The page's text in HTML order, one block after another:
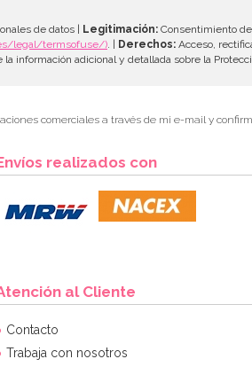
de datos | Legitimación: Consentimiento
legal/termsofuse/) . | Derechos: Acceso,
la información adicional y detallada sobre la
comerciales a través de mi e-mail y
realizados con
al Cliente
Contacto
Trabaja con nosotros